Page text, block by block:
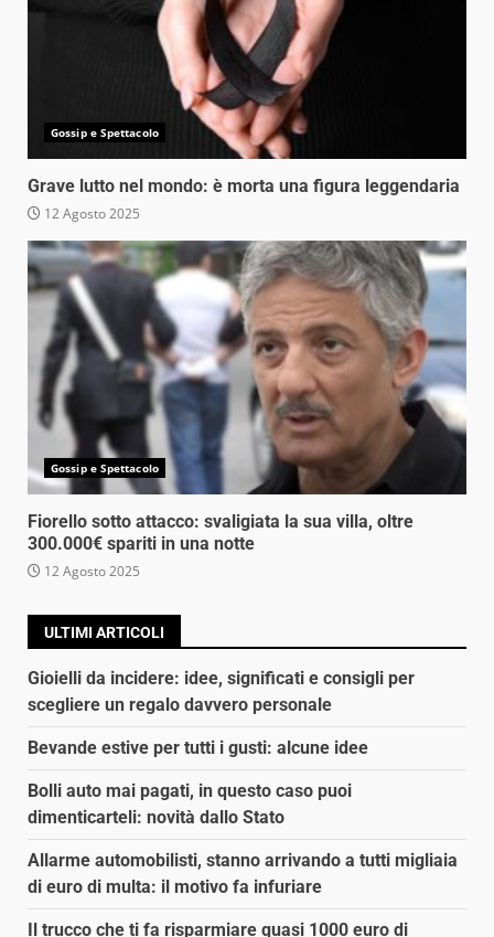
Gossip e Spettacolo
Grave lutto nel mondo: è morta una figura leggendaria
12 Agosto 2025
Gossip e Spettacolo
Fiorello sotto attacco: svaligiata la sua villa, oltre
300.000€ spariti in una notte
12 Agosto 2025
ULTIMI ARTICOLI
Gioielli da incidere: idee, significati e consigli per
scegliere un regalo davvero personale
Bevande estive per tutti i gusti: alcune idee
Bolli auto mai pagati, in questo caso puoi
dimenticarteli: novità dallo Stato
Allarme automobilisti, stanno arrivando a tutti migliaia
di euro di multa: il motivo fa infuriare
Il trucco che ti fa risparmiare quasi 1000 euro di